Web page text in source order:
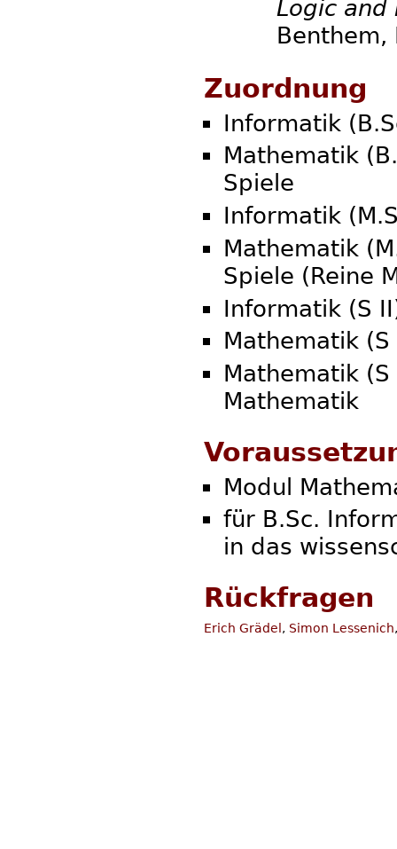
Logic and
Benthem,
Zuordnung
Informatik
Mathematik
Spiele
Informatik
Mathematik
Spiele (Reine
Informatik (S
Mathematik
Mathematik
Mathematik
Modul
für B.Sc.
in das
Rückfragen
Erich Grädel , Simon Lessenich